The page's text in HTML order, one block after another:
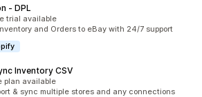
‑ DPL
trial available
and Orders to eBay with 24/7 support
Inventory CSV
plan available
& sync multiple stores and any connections